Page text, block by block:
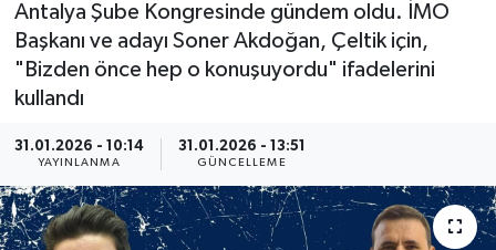
Antalya Şube Kongresinde gündem oldu. İMO
Başkanı ve adayı Soner Akdoğan, Çeltik için,
"Bizden önce hep o konuşuyordu" ifadelerini
kullandı
31.01.2026 - 10:14
YAYINLANMA
31.01.2026 - 13:51
GÜNCELLEME
Asayiş
Dünya
Sağlık
Magazin
Haber Arşivi